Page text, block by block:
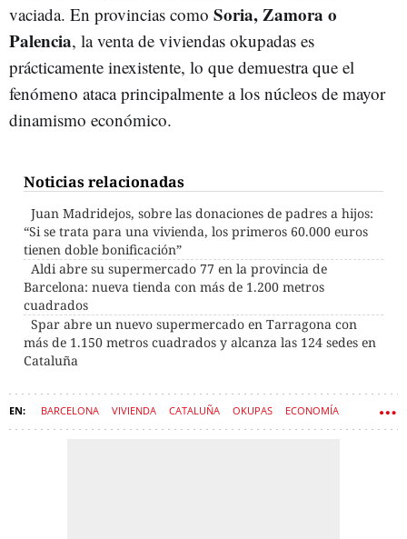
vaciada. En provincias como Soria, Zamora o
Palencia, la venta de viviendas okupadas es
prácticamente inexistente, lo que demuestra que el
fenómeno ataca principalmente a los núcleos de mayor
dinamismo económico.
Noticias relacionadas
Juan Madridejos, sobre las donaciones de padres a hijos:
“Si se trata para una vivienda, los primeros 60.000 euros
tienen doble bonificación”
Aldi abre su supermercado 77 en la provincia de
Barcelona: nueva tienda con más de 1.200 metros
cuadrados
Spar abre un nuevo supermercado en Tarragona con
más de 1.150 metros cuadrados y alcanza las 124 sedes en
Cataluña
BARCELONA VIVIENDA CATALUÑA OKUPAS ECONOMÍA